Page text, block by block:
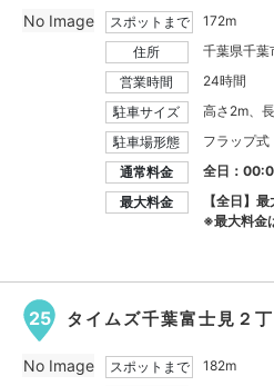
スポットまで
172m
住所
千葉県千葉
営業時間
24時間
駐車サイズ
高さ2m、
駐車場形態
フラップ式
通常料金
全日：
最大料金
【全日】
※最大料金
No Image
25 タイムズ千葉富士見２
スポットまで
182m
No Image